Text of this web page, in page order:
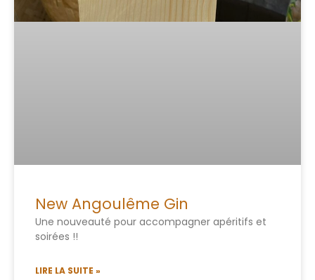
New Angoulême Gin
Une nouveauté pour accompagner apéritifs et
soirées !!
LIRE LA SUITE »